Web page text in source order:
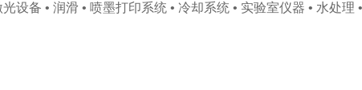
设备 • 润滑 • 喷墨打印系统 • 冷却系统 • 实验室仪器 • 水处理